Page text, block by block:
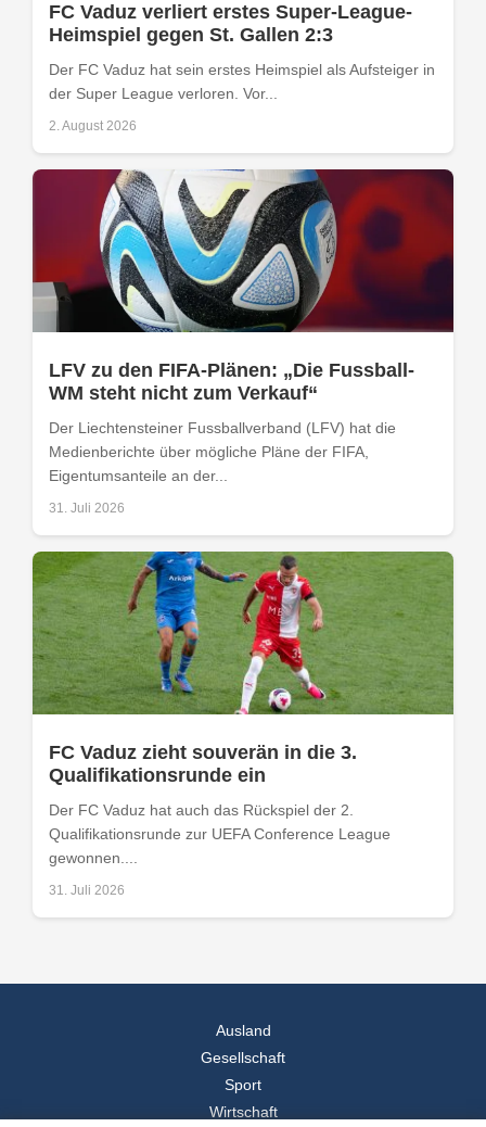
FC Vaduz verliert erstes Super-League-
Heimspiel gegen St. Gallen 2:3
Der FC Vaduz hat sein erstes Heimspiel als Aufsteiger in
der Super League verloren. Vor...
2. August 2026
LFV zu den FIFA-Plänen: „Die Fussball-
WM steht nicht zum Verkauf“
Der Liechtensteiner Fussballverband (LFV) hat die
Medienberichte über mögliche Pläne der FIFA,
Eigentumsanteile an der...
31. Juli 2026
FC Vaduz zieht souverän in die 3.
Qualifikationsrunde ein
Der FC Vaduz hat auch das Rückspiel der 2.
Qualifikationsrunde zur UEFA Conference League
gewonnen....
31. Juli 2026
Ausland
Gesellschaft
Sport
Wirtschaft